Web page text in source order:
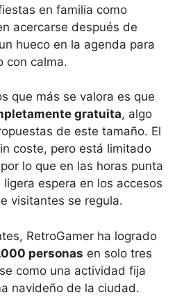
en familia como
acercarse después de
hueco en la agenda para
con calma.
que más se valora es que
gratuita, algo
de este tamaño. El
coste, pero está limitado
lo que en las horas punta
espera en los accesos
visitantes se regula.
RetroGamer ha logrado
personas en solo tres
como una actividad fija
navideño de la ciudad.